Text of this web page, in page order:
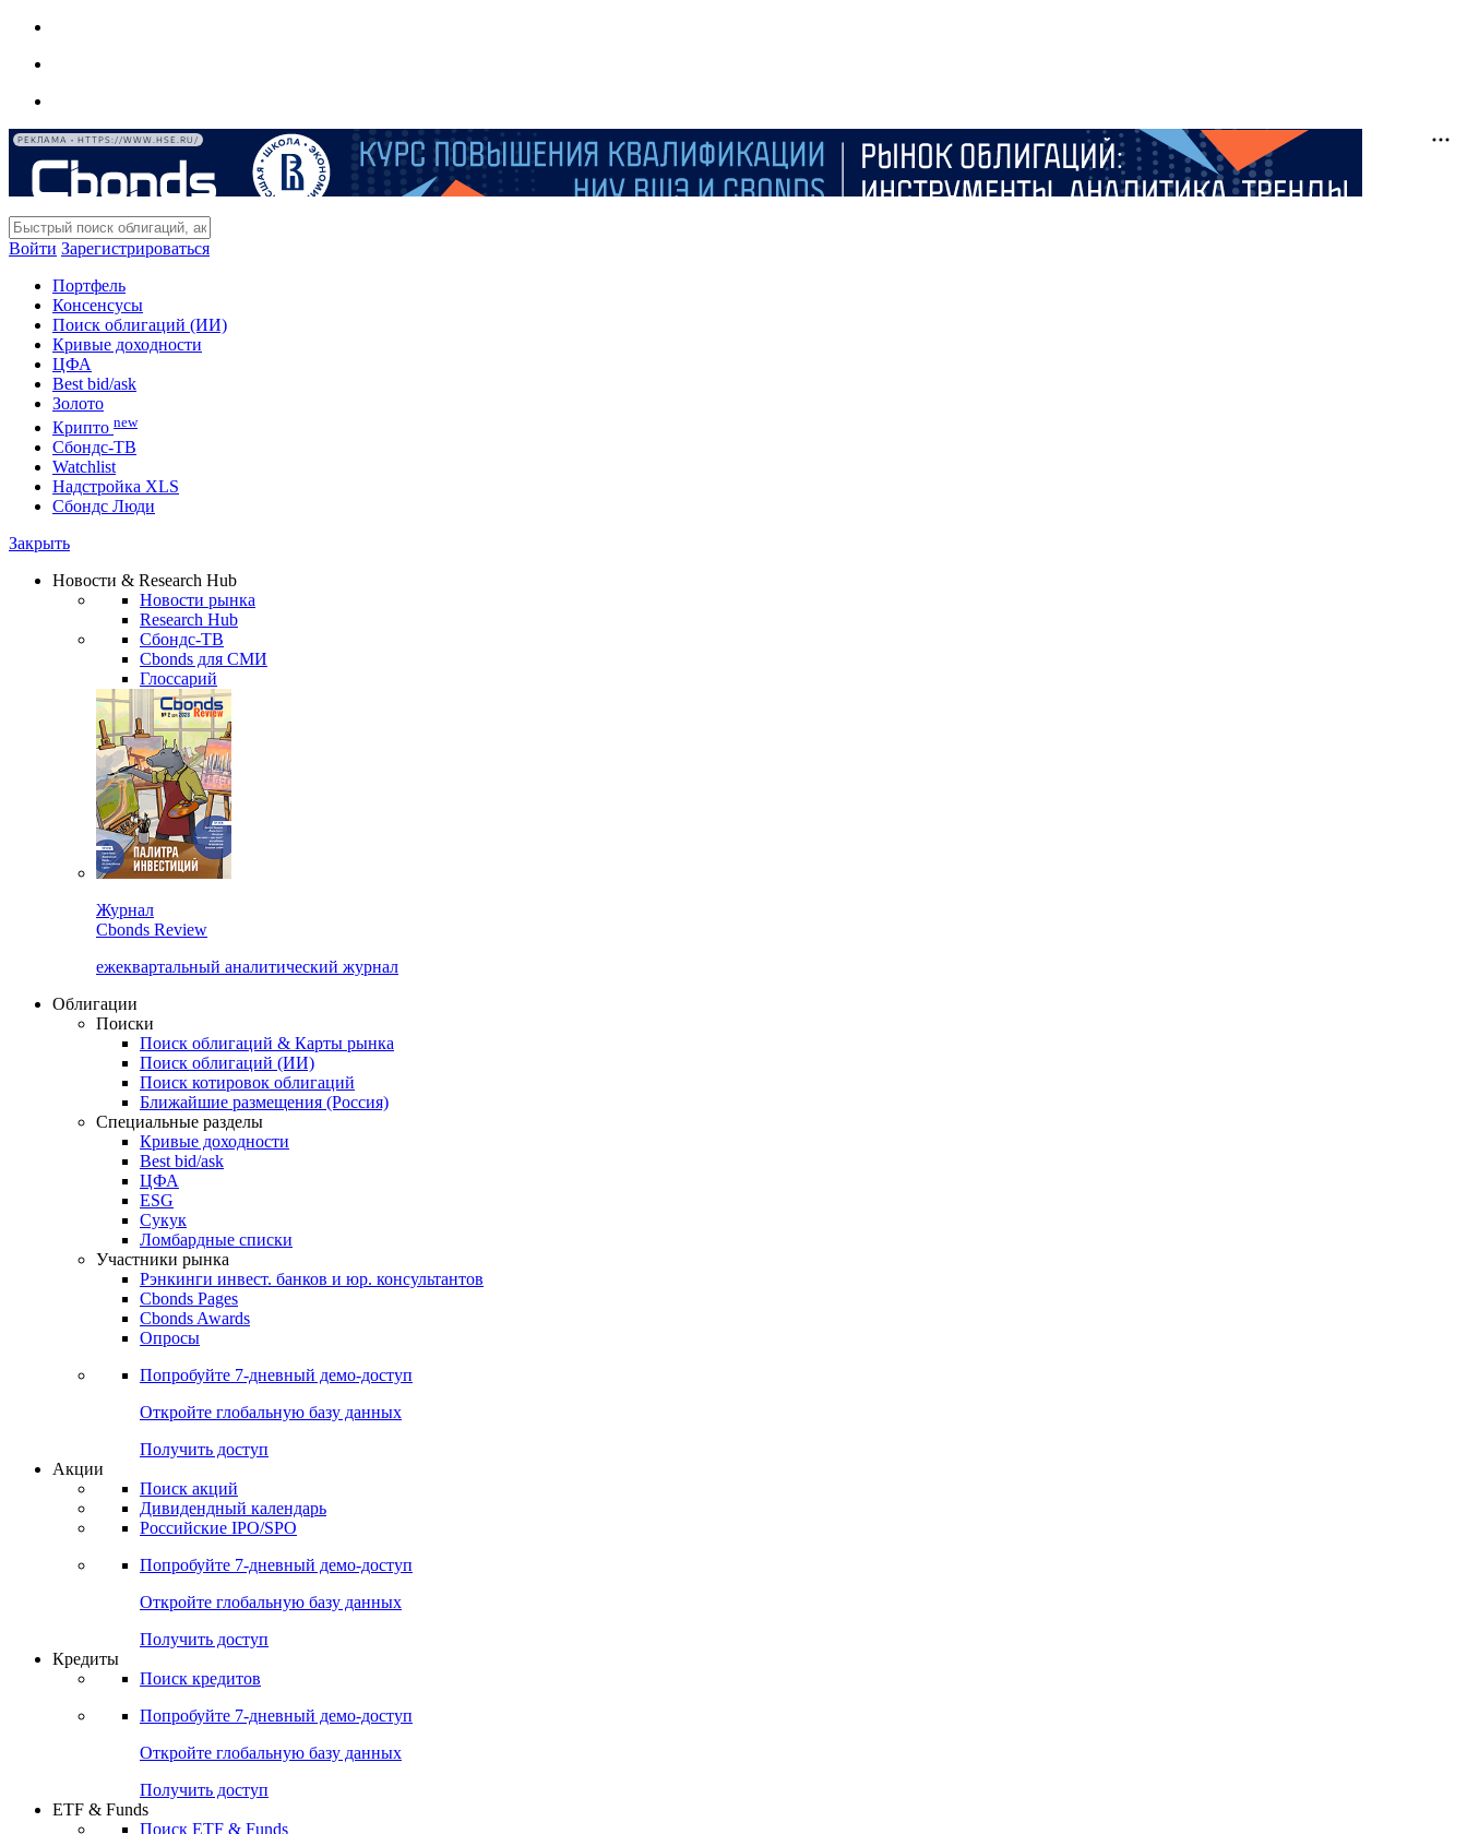
РЕКЛАМА • HTTPS://WWW.HSE.RU/
Войти Зарегистрироваться
Портфель
Консенсусы
Поиск облигаций (ИИ)
Кривые доходности
ЦФА
Best bid/ask
Золото
Крипто new
Сбондс-ТВ
Watchlist
Надстройка XLS
Сбондс Люди
Закрыть
Новости & Research Hub
Новости рынка
Research Hub
Сбондс-ТВ
Cbonds для СМИ
Глоссарий
Журнал
Cbonds Review
ежеквартальный аналитический журнал
Облигации
Поиски
Поиск облигаций & Карты рынка
Поиск облигаций (ИИ)
Поиск котировок облигаций
Ближайшие размещения (Россия)
Специальные разделы
Кривые доходности
Best bid/ask
ЦФА
ESG
Сукук
Ломбардные списки
Участники рынка
Рэнкинги инвест. банков и юр. консультантов
Cbonds Pages
Cbonds Awards
Опросы
Попробуйте 7-дневный демо-доступ
Откройте глобальную базу данных
Получить доступ
Акции
Поиск акций
Дивидендный календарь
Российские IPO/SPO
Попробуйте 7-дневный демо-доступ
Откройте глобальную базу данных
Получить доступ
Кредиты
Поиск кредитов
Попробуйте 7-дневный демо-доступ
Откройте глобальную базу данных
Получить доступ
ETF & Funds
Поиск ETF & Funds